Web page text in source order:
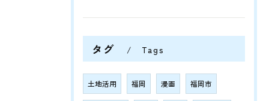
タグ Tags
土地活用 福岡 漫画 福岡市